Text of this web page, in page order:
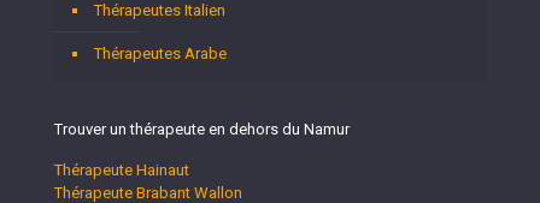
Thérapeutes Italien
Thérapeutes Arabe
Trouver un thérapeute en dehors du Namur
Thérapeute Hainaut
Thérapeute Brabant Wallon